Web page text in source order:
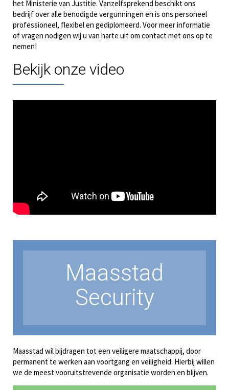
het Ministerie van Justitie. Vanzelfsprekend beschikt ons
bedrijf over alle benodigde vergunningen en is ons personeel
professioneel, flexibel en gediplomeerd. Voor meer informatie
of vragen nodigen wij u van harte uit om contact met ons op te
nemen!
Bekijk onze video
Maasstad
Security
Maasstad wil bijdragen tot een veiligere maatschappij, door
permanent te werken aan voortgang en veiligheid. Hierbij willen
we de meest vooruitstrevende organisatie worden en blijven.